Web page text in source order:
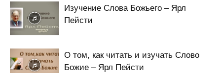
Изучение Слова Божьего – Ярл
Пейсти
О том, как читать и изучать Слово
Божие – Ярл Пейсти